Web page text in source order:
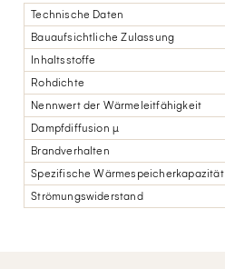
Technische Daten
Bauaufsichtliche Zulassung
Inhaltsstoffe
Rohdichte
Nennwert der Wärmeleitfähigkeit
Dampfdiffusion µ
Brandverhalten
Spezifische Wärmespeicherkapazität
Strömungswiderstand